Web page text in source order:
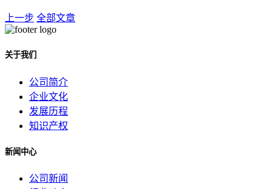
上一步 全部文章
关于我们
公司简介
企业文化
发展历程
知识产权
新闻中心
公司新闻